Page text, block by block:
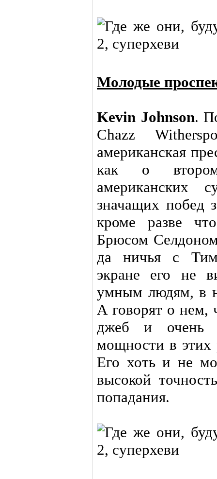
Молодые
Kevin Johnson.
Chazz
американская
как о
американских
значащих побед
кроме разве
Брюсом
да ничья с
экране его не
умным людям, в
А говорят о нем,
джеб и очень
мощности в этих
Его хоть и не
высокой
попадания.